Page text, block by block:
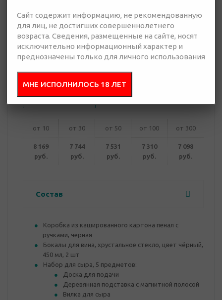
запрос
В корзину
от 10 от 30 от 50 от 100 от 300
8 169
руб.
7 744
руб.
7 531
руб.
7 310
руб.
7 098
руб.
Состав
Коробка из кашированного картона пенал с
ручками, черная
Бокалы для вина, хрустальное стекло, цвет чёрный,
450 мл, 2 шт
Набор для сыра, 5 предметов:
Доска для подачи
Деревянная подставка с магнитной полосой
Вилка для сыра
Сайт содержит информацию, не рекомендованную
для лиц, не достигших совершеннолетнего
возраста. Сведения, размещенные на сайте, носят
исключительно информационный характер и
преднозначены только для личного использования
МНЕ ИСПОЛНИЛОСЬ 18 ЛЕТ